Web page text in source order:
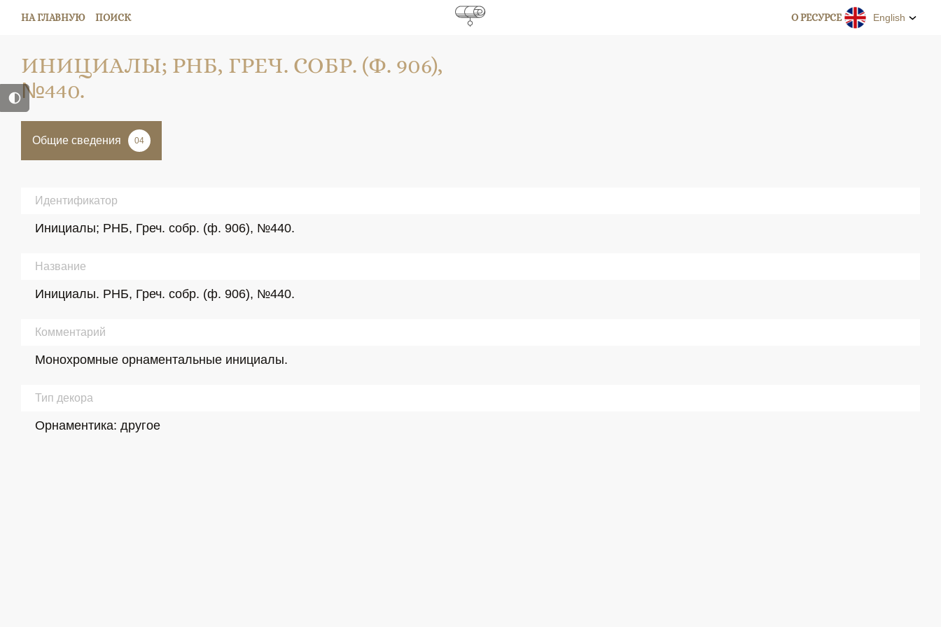
НА ГЛАВНУЮ ПОИСК О РЕСУРСЕ English
ИНИЦИАЛЫ; РНБ, ГРЕЧ. СОБР. (Ф. 906),
№440.
Общие сведения 04
Идентификатор
Инициалы; РНБ, Греч. собр. (ф. 906), №440.
Название
Инициалы. РНБ, Греч. собр. (ф. 906), №440.
Комментарий
Монохромные орнаментальные инициалы.
Тип декора
Орнаментика: другое